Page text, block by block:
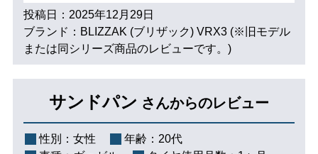
投稿日：2025年12月29日
ブランド：BLIZZAK (ブリザック) VRX3 (※旧モデル
または同シリーズ商品のレビューです。)
サンドパン さんからのレビュー
性別： 女性 年齢： 20代